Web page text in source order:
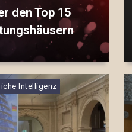
den Top 15
Intelligenz